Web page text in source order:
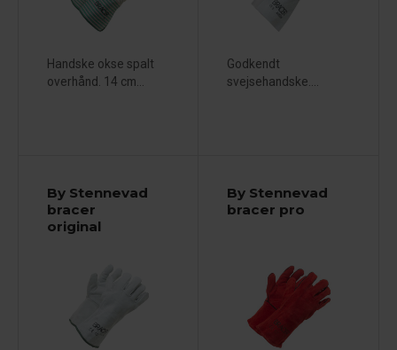
Handske okse spalt
overhånd. 14 cm...
Godkendt
svejsehandske....
By Stennevad
bracer
original
By Stennevad
bracer pro